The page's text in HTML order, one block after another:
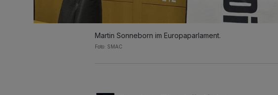
Martin Sonneborn im Europaparlament.
Foto: SMAC